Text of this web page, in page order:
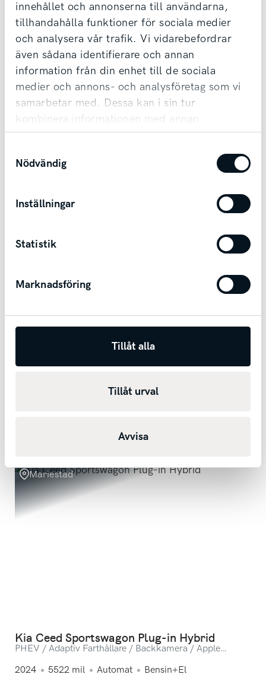
innehållet och annonserna till användarna,
tillhandahålla funktioner för sociala medier
och analysera vår trafik. Vi vidarebefordrar
även sådana identifierare och annan
information från din enhet till de sociala
medier och annons- och analysföretag som vi
samarbetar med. Dessa kan i sin tur
kombinera informationen med annan
information som du har tillhandahållit eller
som de har samlat in när du har använt deras
tjänster.
Nödvändig
Inställningar
Statistik
Marknadsföring
Tillåt alla
Tillåt urval
Avvisa
Möjlighet till transport finns vid affär.
Kontakta säljare
Andra bilar i Mariestad
Mariestad
Renault Captur
Manuell Bensin
Mariestad
Kia Ceed Sportswagon Plug-in Hybrid
PHEV / Adaptiv Farthållare / Backkamera / Apple
2024
5522 mil Automat Bensin+El